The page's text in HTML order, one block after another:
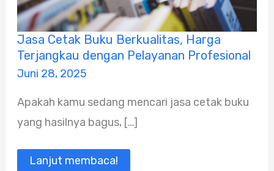
Jasa Cetak Buku Berkualitas, Harga
Terjangkau dengan Pelayanan Profesional
Juni 28, 2025
Apakah kamu sedang mencari jasa cetak buku
yang hasilnya bagus, […]
Jasa
Cetak
Buku
Berkualitas,
Harga
dengan
Profesional
Lanjut membaca!